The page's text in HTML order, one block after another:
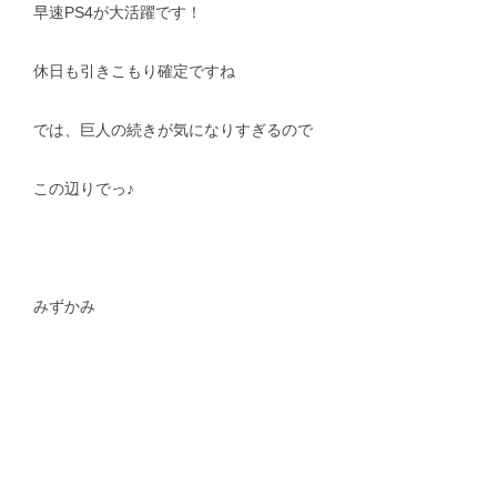
早速PS4が大活躍です！
休日も引きこもり確定ですね
では、巨人の続きが気になりすぎるので
この辺りでっ♪
みずかみ